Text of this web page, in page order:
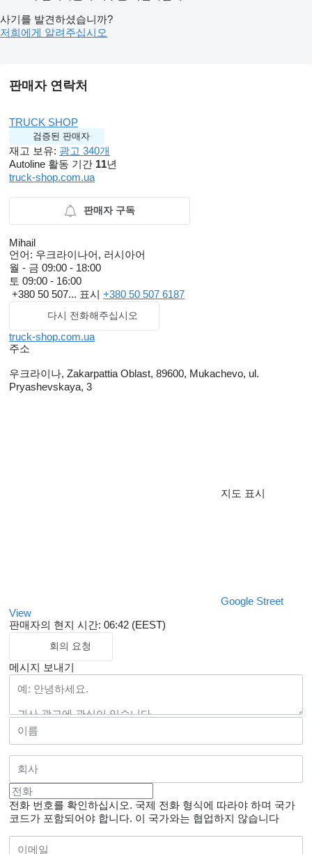
사기를 발견하셨습니까?
저희에게 알려주십시오
판매자 연락처
TRUCK SHOP
검증된 판매자
재고 보유: 광고 340개
Autoline 활동 기간 11년
truck-shop.com.ua
판매자 구독
Mihail
언어: 우크라이나어, 러시아어
월 - 금 09:00 - 18:00
토 09:00 - 16:00
+380 50 507... 표시 +380 50 507 6187
다시 전화해주십시오
truck-shop.com.ua
주소
우크라이나, Zakarpattia Oblast, 89600, Mukachevo, ul.
Pryashevskaya, 3
지도 표시
Google Street
View
판매자의 현지 시간: 06:42 (EEST)
회의 요청
메시지 보내기
전화 번호를 확인하십시오. 국제 전화 형식에 따라야 하며 국가
코드가 포함되어야 합니다. 이 국가와는 협업하지 않습니다